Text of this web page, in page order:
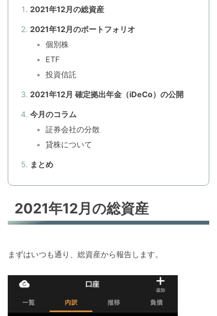
2021年12月の総資産
2021年12月のポートフォリオ
個別株
ETF
投資信託
2021年12月 確定拠出年金（iDeCo）の公開
今月のコラム
証券会社の分散
貸株について
まとめ
2021年12月の総資産
まずはいつも通り、総資産から報告します。